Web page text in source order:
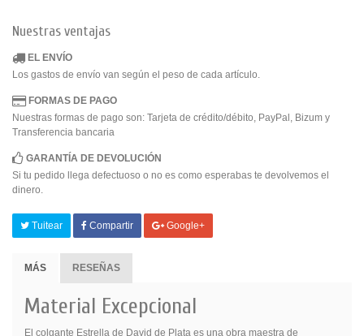
Nuestras ventajas
EL ENVÍO
Los gastos de envío van según el peso de cada artículo.
FORMAS DE PAGO
Nuestras formas de pago son: Tarjeta de crédito/débito, PayPal, Bizum y
Transferencia bancaria
GARANTÍA DE DEVOLUCIÓN
Si tu pedido llega defectuoso o no es como esperabas te devolvemos el
dinero.
Tuitear Compartir Google+
MÁS RESEÑAS
Material Excepcional
El colgante Estrella de David de Plata es una obra maestra de